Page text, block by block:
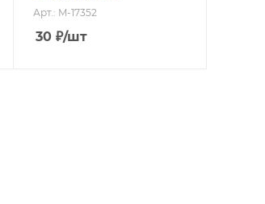
Арт.: M-17352
30₽/шт